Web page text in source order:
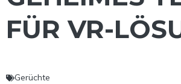
FÜR VR-
Gerüchte